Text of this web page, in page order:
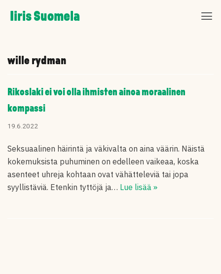
Skip
to
Iiris Suomela
wille rydman
Rikoslaki ei voi olla ihmisten ainoa moraalinen
kompassi
19.6.2022
Seksuaalinen häirintä ja väkivalta on aina väärin. Näistä
kokemuksista puhuminen on edelleen vaikeaa, koska
asenteet uhreja kohtaan ovat vähätteleviä tai jopa
syyllistäviä. Etenkin tyttöjä ja… Lue lisää »